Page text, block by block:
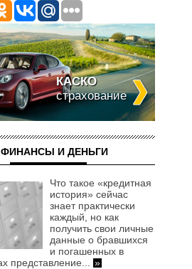
КАСКО
страхование
ФИНАНСЫ И ДЕНЬГИ
Что такое «кредитная
история» сейчас
знает практически
каждый, но как
получить свои личные
данные о бравшихся
и погашенных в
представление...
»